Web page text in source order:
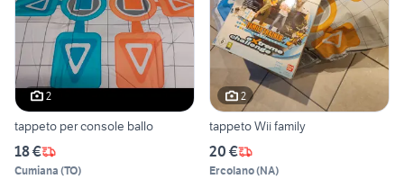
2
tappeto per console ballo
18 €
Cumiana (TO)
2
tappeto Wii family
20 €
Ercolano(NA)